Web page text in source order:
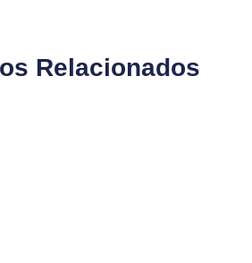
Relacionados